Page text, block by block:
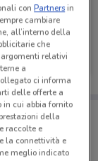
vicino a te,
comodamente
conPartnersin
cambiare
all’interno della
che
relativi
a
ci informa
delle offerte a
in cui abbia fornito
della
raccolte e
la connettività e
meglio indicato